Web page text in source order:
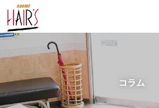
コラム